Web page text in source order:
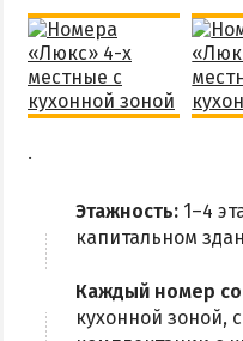
.
Этажность: 1–4
капитальном
Каждый номер
кухонной зоной,